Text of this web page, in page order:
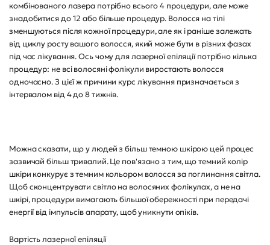
комбінованого лазера потрібно всього 4 процедури, але може
знадобитися до 12 або більше процедур. Волосся на тілі
зменшуються після кожної процедури, але як і раніше залежать
від циклу росту вашого волосся, який може бути в різних фазах
під час лікування. Ось чому для лазерної епіляції потрібно кілька
процедур: не всі волосяні фолікули виростають волосся
одночасно. З цієї ж причини курс лікування призначається з
інтервалом від 4 до 8 тижнів.
Можна сказати, що у людей з більш темною шкірою цей процес
зазвичай більш тривалий. Це пов'язано з тим, що темний колір
шкіри конкурує з темним кольором волосся за поглинання світла.
Щоб сконцентрувати світло на волосяних фолікулах, а не на
шкірі, процедури вимагають більшої обережності при передачі
енергії від імпульсів апарату, щоб уникнути опіків.
Вартість лазерної епіляції